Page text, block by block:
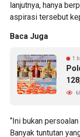
lanjutnya, hanya
aspirasi tersebut
Baca Juga
1
“Ini bukan
Banyak tuntutan